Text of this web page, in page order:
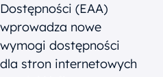
Dostępności (EAA)
wprowadza nowe
wymogi dostępności
dla stron internetowych